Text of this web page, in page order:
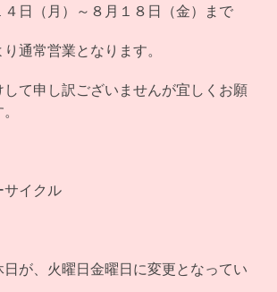
ル
日（月）～８月１８日（金）まで
通常営業となります。
して申し訳ございませんが宜しくお願
サイクル
日が、火曜日金曜日に変更となってい